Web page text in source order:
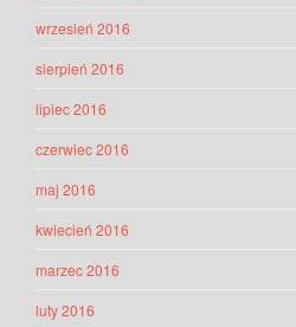
wrzesień 2016
sierpień 2016
lipiec 2016
czerwiec 2016
maj 2016
kwiecień 2016
marzec 2016
luty 2016